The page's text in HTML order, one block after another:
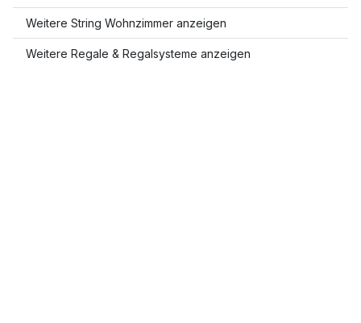
Weitere String Wohnzimmer anzeigen
Weitere Regale & Regalsysteme anzeigen